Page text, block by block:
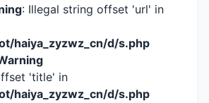
: Illegal string offset 'url' in
haiya_zyzwz_cn/d/s.php
'title' in
haiya_zyzwz_cn/d/s.php